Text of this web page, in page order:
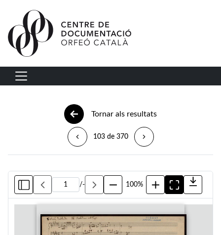
Vés al contingut
Navegació principal
Tornar als resultats
103 de 370
/- 100%